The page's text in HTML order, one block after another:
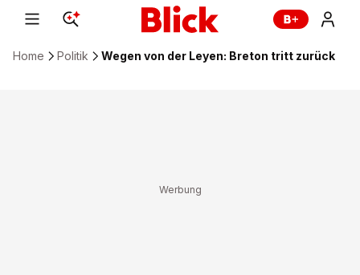
Home Politik Wegen von der Leyen: Breton tritt zurück